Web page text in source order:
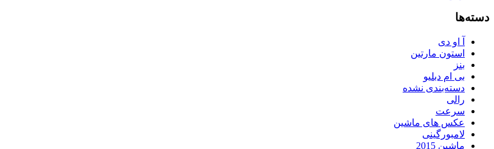
دسته‌ها
آ او دی
استون مارتین
بنز
بی ام دبلیو
دسته‌بندی نشده
رالی
سرعت
عکس های ماشین
لامبورگینی
ماشین 2015